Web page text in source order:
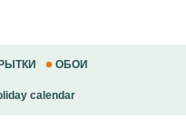
ОБОИ
calendar